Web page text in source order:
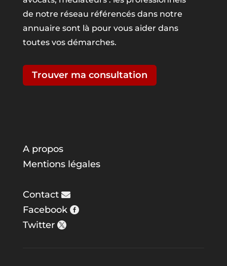
de notre réseau référencés dans notre
annuaire sont là pour vous aider dans
toutes vos démarches.
Trouver ma consultation
A propos
Mentions légales
Contact
Facebook
Twitter